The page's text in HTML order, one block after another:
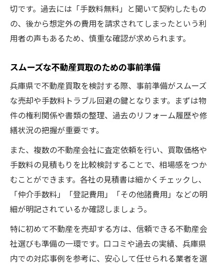
切です。過去には「手数料無料」と聞いて契約したもの
の、後から想定外の費用を請求されてしまったという利
用者の声もあるため、慎重な確認が求められます。
スムーズな不動産買取のための事前準備
兵庫県で不動産買取を検討する際、事前準備がスムーズ
な売却や手数料トラブル回避の鍵となります。まずは物
件の権利関係や書類の整理、過去のリフォーム履歴や修
繕状況の把握が重要です。
また、複数の不動産会社に査定依頼を行い、買取価格や
手数料の見積もりを比較検討することで、相場感をつか
むことができます。各社の見積書は細かくチェックし、
「仲介手数料」「登記費用」「その他諸費用」などの明
細が明記されているか確認しましょう。
特に初めて不動産を売却する方は、信頼できる不動産会
社選びも準備の一環です。口コミや過去の実績、兵庫県
内での対応事例を参考に、安心して任せられる業者を選